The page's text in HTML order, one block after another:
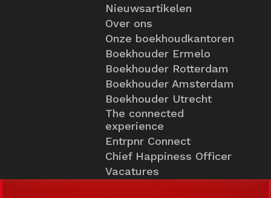
Nieuwsartikelen
Over ons
Onze boekhoudkantoren
Boekhouder Ermelo
Boekhouder Rotterdam
Boekhouder Amsterdam
Boekhouder Utrecht
The connected
experience
Entrpnr Connect
Chief Happiness Officer
Vacatures